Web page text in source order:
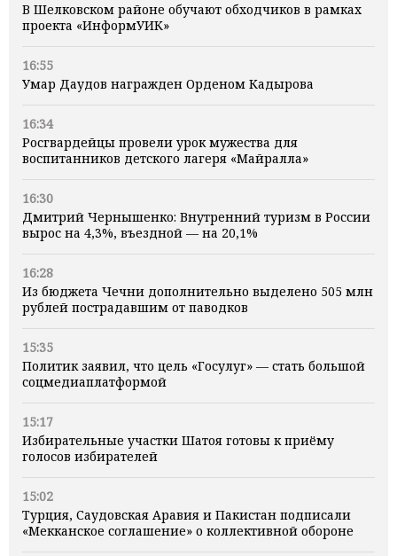
В Шелковском районе обучают обходчиков в рамках
проекта «ИнформУИК»
16:55
Умар Даудов награжден Орденом Кадырова
16:34
Росгвардейцы провели урок мужества для
воспитанников детского лагеря «Майралла»
16:30
Дмитрий Чернышенко: Внутренний туризм в России
вырос на 4,3%, въездной — на 20,1%
16:28
Из бюджета Чечни дополнительно выделено 505 млн
рублей пострадавшим от паводков
15:35
Политик заявил, что цель «Госулуг» — стать большой
соцмедиаплатформой
15:17
Избирательные участки Шатоя готовы к приёму
голосов избирателей
15:02
Турция, Саудовская Аравия и Пакистан подписали
«Мекканское соглашение» о коллективной обороне